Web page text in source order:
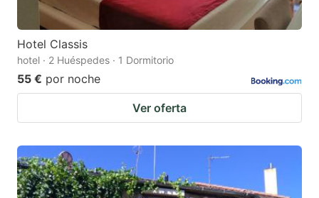
Hotel Classis
hotel · 2 Huéspedes · 1 Dormitorio
55 € por noche
Ver oferta